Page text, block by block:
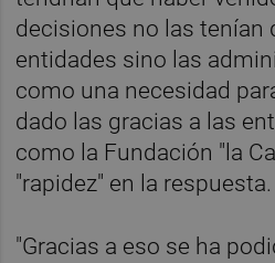
decisiones no las tenían
entidades sino las
como una necesidad
dado las gracias a las
como la Fundación "la
"rapidez" en la respuesta.
"Gracias a eso se ha